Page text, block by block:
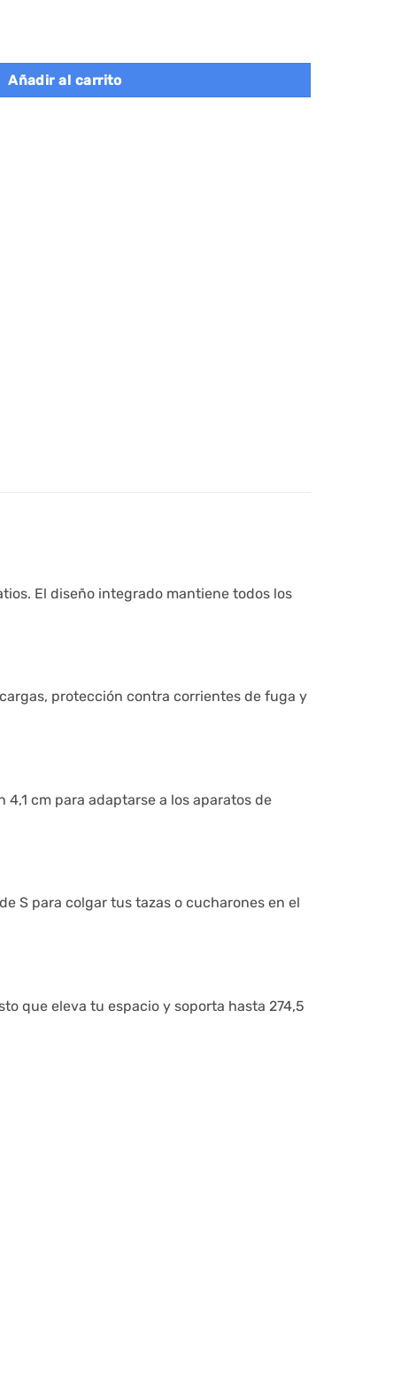
de corriente, soporte para microondas, marrón vintage
Añadir al carrito
El diseño integrado mantiene todos los
protección contra corrientes de fuga y
cm para adaptarse a los aparatos de
S para colgar tus tazas o cucharones en el
que eleva tu espacio y soporta hasta 274,5